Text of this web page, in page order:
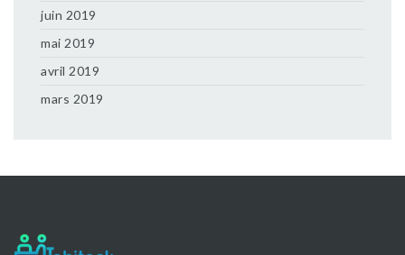
juin 2019
mai 2019
avril 2019
mars 2019